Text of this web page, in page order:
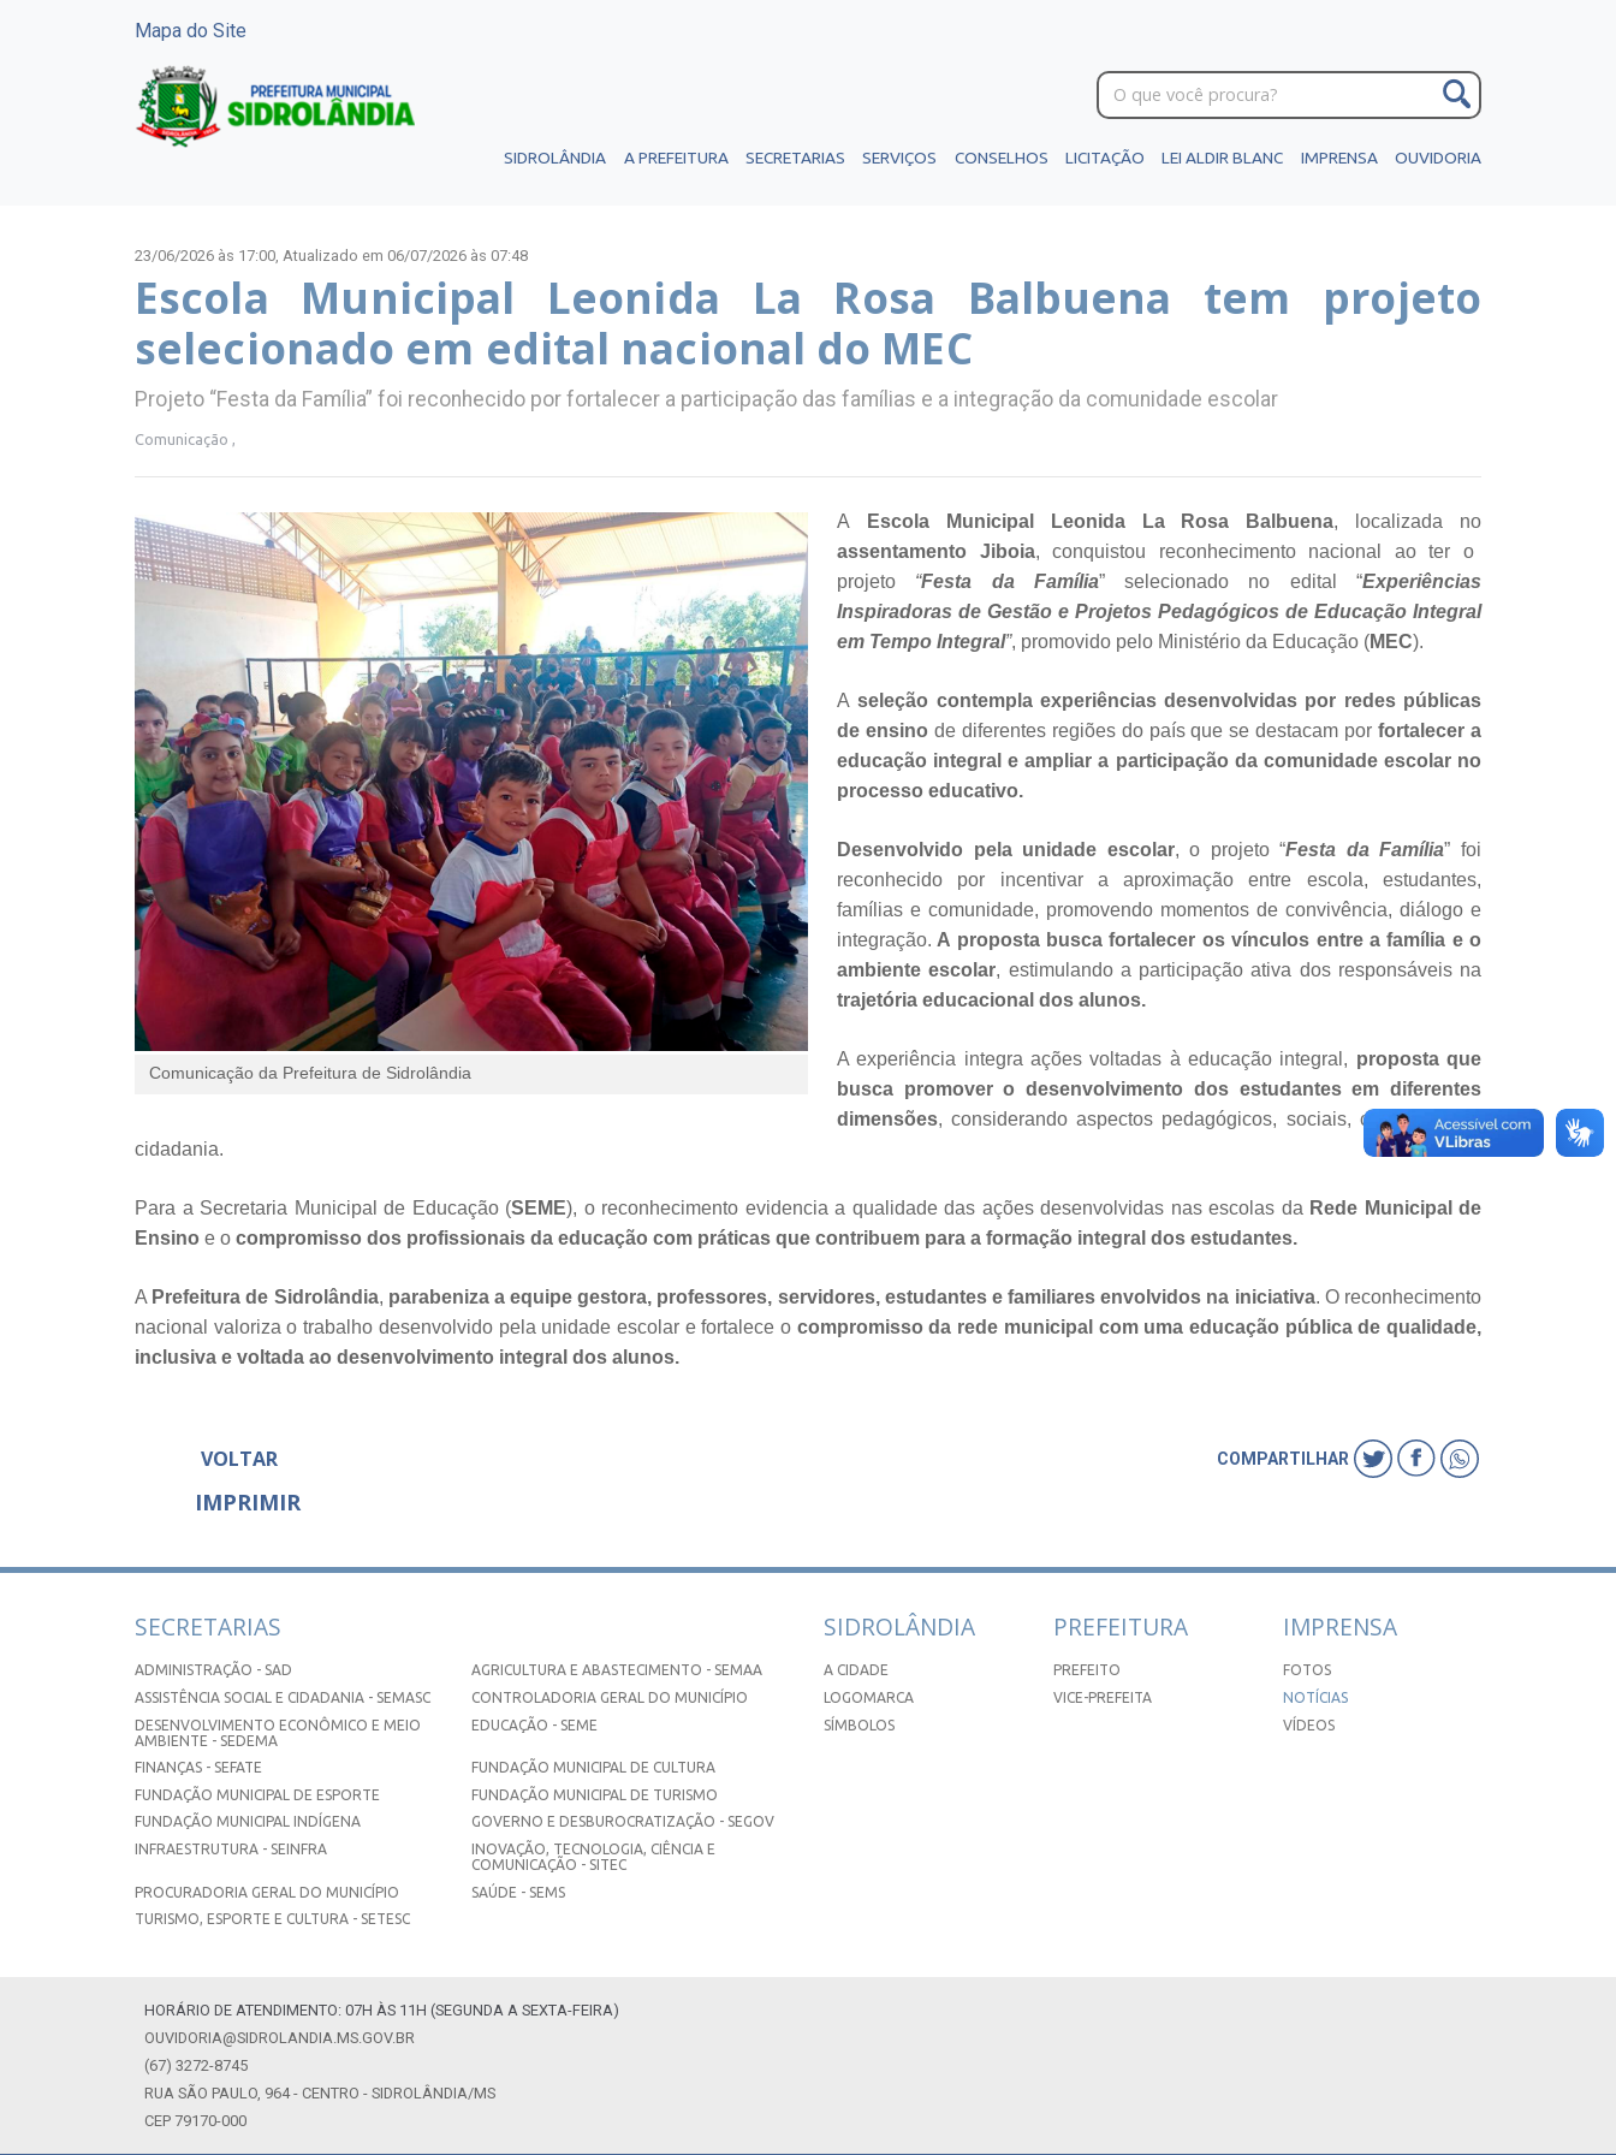
Mapa do Site
SIDROLÂNDIA A PREFEITURA SECRETARIAS SERVIÇOS CONSELHOS LICITAÇÃO LEI ALDIR BLANC IMPRENSA OUVIDORIA
23/06/2026 às 17:00, Atualizado em 06/07/2026 às 07:48
Escola Municipal Leonida La Rosa Balbuena tem projeto
selecionado em edital nacional do MEC
Projeto “Festa da Família” foi reconhecido por fortalecer a participação das famílias e a integração da comunidade escolar
Comunicação ,
Comunicação da Prefeitura de Sidrolândia
A Escola Municipal Leonida La Rosa Balbuena, localizada no
assentamento Jiboia, conquistou reconhecimento nacional ao ter o
projeto “Festa da Família” selecionado no edital “Experiências
Inspiradoras de Gestão e Projetos Pedagógicos de Educação Integral
em Tempo Integral”, promovido pelo Ministério da Educação (MEC).
A seleção contempla experiências desenvolvidas por redes públicas
de ensino de diferentes regiões do país que se destacam porfortalecer a
educação integral e ampliar a participação da comunidade escolar no
processo educativo.
Desenvolvido pela unidade escolar, o projeto “Festa da Família” foi
reconhecido por incentivar a aproximação entre escola, estudantes,
famílias e comunidade, promovendo momentos de convivência, diálogo e
integração. A proposta busca fortalecer os vínculos entre a família e o
ambiente escolar, estimulando a participação ativa dos responsáveis na
trajetória educacional dos alunos.
A experiência integra ações voltadas à educação integral, proposta que
busca promover o desenvolvimento dos estudantes em diferentes
dimensões, considerando aspectos pedagógicos, sociais, culturais e de
cidadania.
Para a Secretaria Municipal de Educação (SEME), o reconhecimento evidencia a qualidade das ações desenvolvidas nas escolas da Rede Municipal de
Ensino e o compromisso dos profissionais da educação com práticas que contribuem para a formação integral dos estudantes.
A Prefeitura de Sidrolândia, parabeniza a equipe gestora, professores, servidores, estudantes e familiares envolvidos na iniciativa. O reconhecimento
nacional valoriza o trabalho desenvolvido pela unidade escolar e fortalece o compromisso da rede municipal com uma educação pública de qualidade,
inclusiva e voltada ao desenvolvimento integral dos alunos.
VOLTAR
IMPRIMIR
COMPARTILHAR
SECRETARIAS
ADMINISTRAÇÃO - SAD
AGRICULTURA E ABASTECIMENTO - SEMAA
ASSISTÊNCIA SOCIAL E CIDADANIA - SEMASC
CONTROLADORIA GERAL DO MUNICÍPIO
DESENVOLVIMENTO ECONÔMICO E MEIO
AMBIENTE - SEDEMA
EDUCAÇÃO - SEME
FINANÇAS - SEFATE
FUNDAÇÃO MUNICIPAL DE CULTURA
FUNDAÇÃO MUNICIPAL DE ESPORTE
FUNDAÇÃO MUNICIPAL DE TURISMO
FUNDAÇÃO MUNICIPAL INDÍGENA
GOVERNO E DESBUROCRATIZAÇÃO - SEGOV
INFRAESTRUTURA - SEINFRA
INOVAÇÃO, TECNOLOGIA, CIÊNCIA E
COMUNICAÇÃO - SITEC
PROCURADORIA GERAL DO MUNICÍPIO
SAÚDE - SEMS
TURISMO, ESPORTE E CULTURA - SETESC
SIDROLÂNDIA
A CIDADE
LOGOMARCA
SÍMBOLOS
PREFEITURA
PREFEITO
VICE-PREFEITA
IMPRENSA
FOTOS
NOTÍCIAS
VÍDEOS
HORÁRIO DE ATENDIMENTO: 07H ÀS 11H (SEGUNDA A SEXTA-FEIRA)
OUVIDORIA@SIDROLANDIA.MS.GOV.BR
(67) 3272-8745
RUA SÃO PAULO, 964 - CENTRO - SIDROLÂNDIA/MS
CEP 79170-000